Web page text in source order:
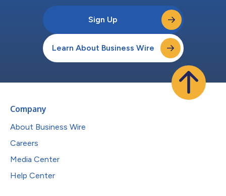
Sign Up
Learn About Business Wire
Company
About Business Wire
Careers
Media Center
Help Center